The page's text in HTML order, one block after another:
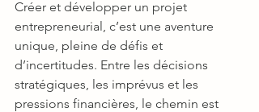
Créer et développer un projet
entrepreneurial, c’est une aventure
unique, pleine de défis et
d’incertitudes. Entre les décisions
stratégiques, les imprévus et les
pressions financières, le chemin est